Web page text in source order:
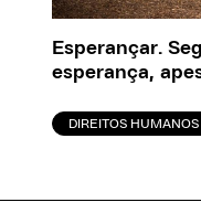
Esperançar.
esperança,
DIREITOS HUMANOS